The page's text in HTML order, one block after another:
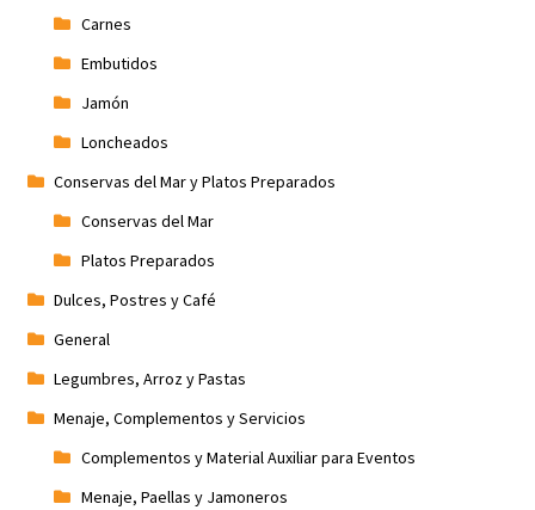
Carnes
Embutidos
Jamón
Loncheados
Conservas del Mar y Platos Preparados
Conservas del Mar
Platos Preparados
Dulces, Postres y Café
General
Legumbres, Arroz y Pastas
Menaje, Complementos y Servicios
Complementos y Material Auxiliar para Eventos
Menaje, Paellas y Jamoneros